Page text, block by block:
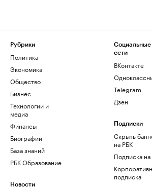
Рубрики
Политика
Экономика
Общество
Бизнес
Технологии и
медиа
Финансы
Биографии
База знаний
РБК Образование
Новости
Социальные
сети
ВКонтакте
Telegram
Дзен
Подписки
Скрыть
на РБК
Подписка
подписка